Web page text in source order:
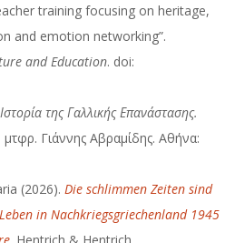
training focusing on heritage,
and emotion networking”.
and Education. doi:
Ιστορία της Γαλλικής Επανάστασης.
μτφρ. Γιάννης Αβραμίδης. Αθήνα:
(2026). Die schlimmen Zeiten sind
in Nachkriegsgriechenland 1945